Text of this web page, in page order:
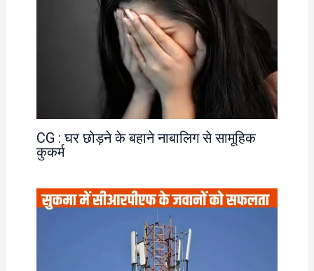
CG : घर छोड़ने के बहाने नाबालिग से सामूहिक
कुकर्म